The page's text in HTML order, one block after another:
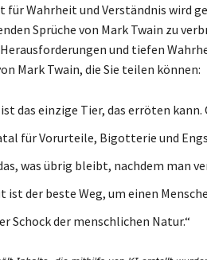
für Wahrheit und Verständnis wird
Sprüche von Mark Twain zu
und tiefen
Mark Twain, die Sie teilen können:
ist das einzige Tier, das erröten
für Vorurteile, Bigotterie und
was übrig bleibt, nachdem man
ist der beste Weg, um einen
Schock der menschlichen Natur.“